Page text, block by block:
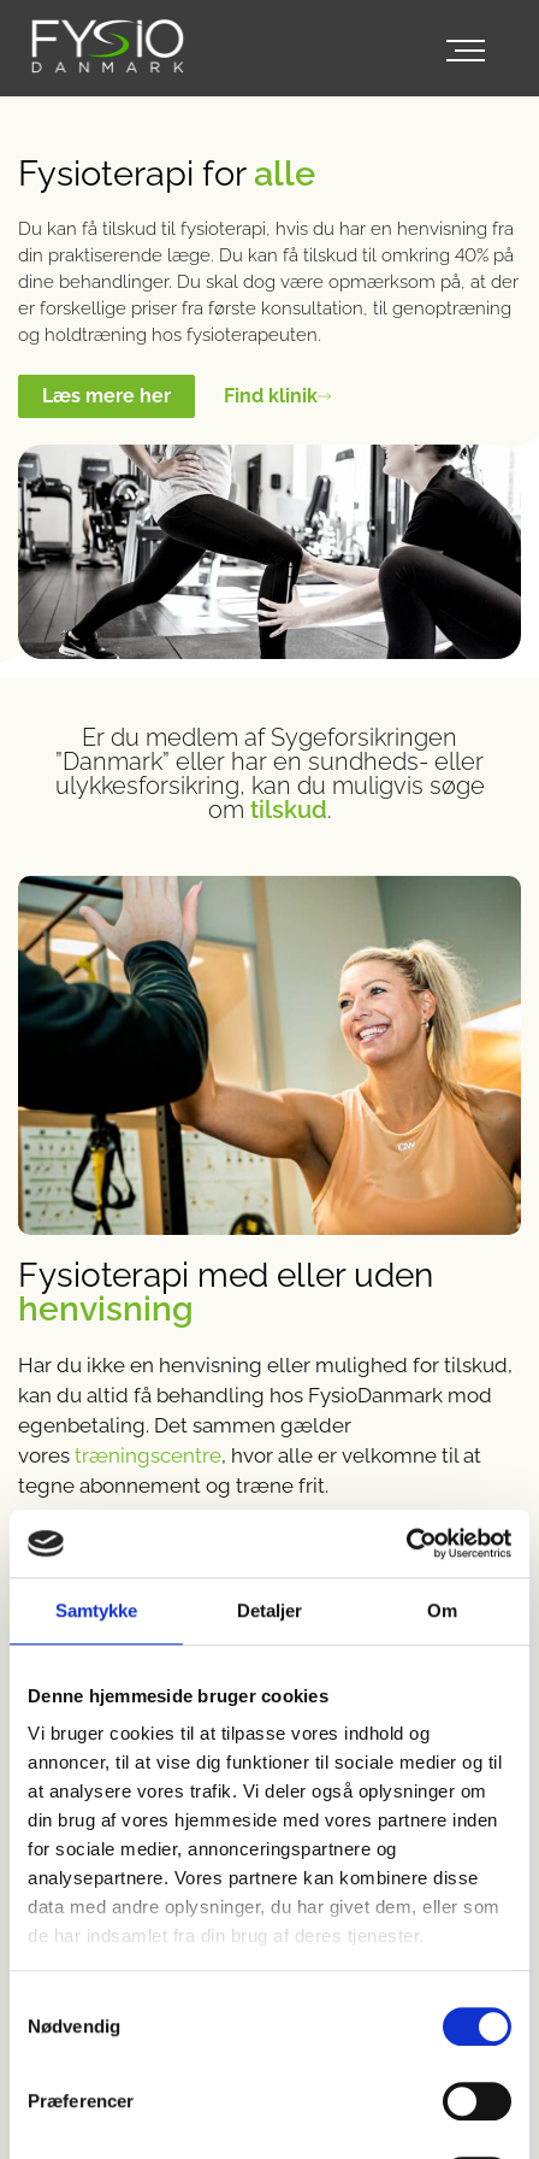
Samtykke Detaljer Om
Denne hjemmeside bruger cookies
Vi bruger cookies til at tilpasse vores indhold og
annoncer, til at vise dig funktioner til sociale medier og til
at analysere vores trafik. Vi deler også oplysninger om
din brug af vores hjemmeside med vores partnere inden
for sociale medier, annonceringspartnere og
analysepartnere. Vores partnere kan kombinere disse
data med andre oplysninger, du har givet dem, eller som
de har indsamlet fra din brug af deres tjenester.
Nødvendig
Præferencer
Fysioterapi foralle
Du kan få tilskud til fysioterapi, hvis du har en henvisning fra
din praktiserende læge. Du kan få tilskud til omkring 40% på
dine behandlinger. Du skal dog være opmærksom på, at der
er forskellige priser fra første konsultation, til genoptræning
og holdtræning hos fysioterapeuten.
Læs mere her Find klinik
Er du medlem af Sygeforsikringen
”Danmark” eller har en sundheds- eller
ulykkesforsikring, kan du muligvis søge
om tilskud.
Fysioterapi med eller uden
henvisning
Har du ikke en henvisning eller mulighed for tilskud,
kan du altid få behandling hos FysioDanmark mod
egenbetaling. Det sammen gælder
vores træningscentre, hvor alle er velkomne til at
tegne abonnement og træne frit.
Kontakt din forsikring for mere information.
Priserne for fysioterapi, afhænger af om du har
tilskud fra sygesikringen, eller om du selv skal betale.
Dertil tilbyder flere FysioDanmark-klinikker ydelser
sygesikringen. Det kan fx være holdtræning,
akupunktur, løbestilsanalyse, ultralyd, laser og
massage.
Find din lokale FysioDanmark
her , og få mere
information om priser.
Find en klinik nær dig
hverdag
fysioterapeuter sætter fokus på forskellige temaer